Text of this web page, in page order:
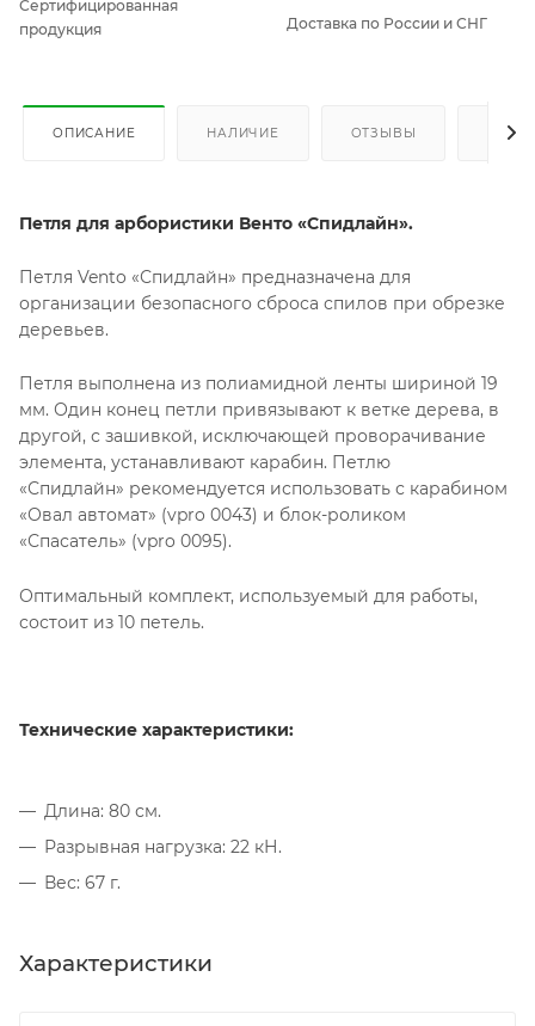
Сертифицированная
продукция
Доставка по России и СНГ
ОПИСАНИЕ НАЛИЧИЕ ОТЗЫВЫ КАК
Петля для арбористики Венто «Спидлайн».
Петля Vento «Спидлайн» предназначена для
организации безопасного сброса спилов при обрезке
деревьев.
Петля выполнена из полиамидной ленты шириной 19
мм. Один конец петли привязывают к ветке дерева, в
другой, с зашивкой, исключающей проворачивание
элемента, устанавливают карабин. Петлю
«Спидлайн» рекомендуется использовать с карабином
«Овал автомат» (vpro 0043) и блок-роликом
«Спасатель» (vpro 0095).
Оптимальный комплект, используемый для работы,
состоит из 10 петель.
Технические характеристики:
Длина: 80 см.
Разрывная нагрузка: 22 кН.
Вес: 67 г.
Характеристики